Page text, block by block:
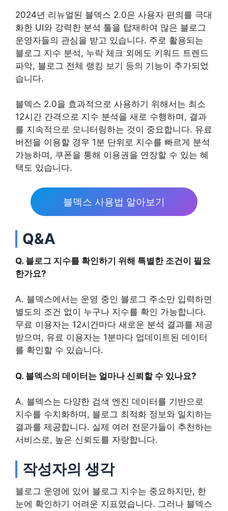
2024년 리뉴얼된 블덱스 2.0은 사용자 편의를 극대
화한 UI와 강력한 분석 툴을 탑재하여 많은 블로그
운영자들의 관심을 받고 있습니다. 주로 활용되는
블로그 지수 분석, 누락 체크 외에도 키워드 트렌드
파악, 블로그 전체 랭킹 보기 등의 기능이 추가되었
습니다.
블덱스 2.0을 효과적으로 사용하기 위해서는 최소
12시간 간격으로 지수 분석을 새로 수행하며, 결과
를 지속적으로 모니터링하는 것이 중요합니다. 유료
버전을 이용할 경우 1분 단위로 지수를 빠르게 분석
가능하며, 쿠폰을 통해 이용권을 연장할 수 있는 혜
택도 있습니다.
블덱스 사용법 알아보기
Q&A
Q. 블로그 지수를 확인하기 위해 특별한 조건이 필요
한가요?
A. 블덱스에서는 운영 중인 블로그 주소만 입력하면
별도의 조건 없이 누구나 지수를 확인 가능합니다.
무료 이용자는 12시간마다 새로운 분석 결과를 제공
받으며, 유료 이용자는 1분마다 업데이트된 데이터
를 확인할 수 있습니다.
Q. 블덱스의 데이터는 얼마나 신뢰할 수 있나요?
A. 블덱스는 다양한 검색 엔진 데이터를 기반으로
지수를 수치화하며, 블로그 최적화 정보와 일치하는
결과를 제공합니다. 실제 여러 전문가들이 추천하는
서비스로, 높은 신뢰도를 자랑합니다.
작성자의 생각
블로그 운영에 있어 블로그 지수는 중요하지만, 한
눈에 확인하기 어려운 지표였습니다. 그러나 블덱스